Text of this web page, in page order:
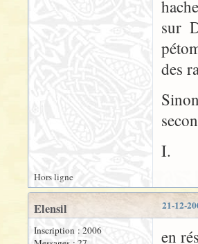
sur
des
I.
Hors ligne
21-12-
Elensil
Inscription : 2006
en